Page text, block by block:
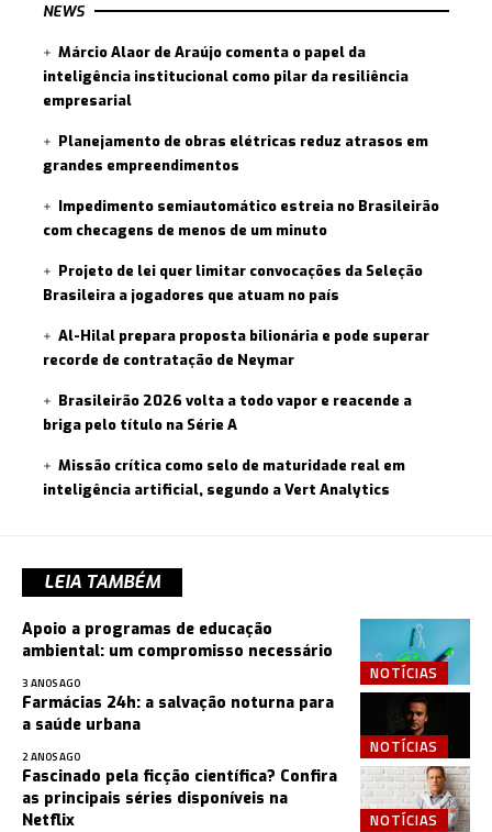
NEWS
Márcio Alaor de Araújo comenta o papel da
inteligência institucional como pilar da resiliência
empresarial
Planejamento de obras elétricas reduz atrasos em
grandes empreendimentos
Impedimento semiautomático estreia no Brasileirão
com checagens de menos de um minuto
Projeto de lei quer limitar convocações da Seleção
Brasileira a jogadores que atuam no país
Al-Hilal prepara proposta bilionária e pode superar
recorde de contratação de Neymar
Brasileirão 2026 volta a todo vapor e reacende a
briga pelo título na Série A
Missão crítica como selo de maturidade real em
inteligência artificial, segundo a Vert Analytics
LEIA TAMBÉM
NOTÍCIAS
Apoio a programas de educação
ambiental: um compromisso necessário
3 ANOS AGO
NOTÍCIAS
Farmácias 24h: a salvação noturna para
a saúde urbana
2 ANOS AGO
NOTÍCIAS
Fascinado pela ficção científica? Confira
as principais séries disponíveis na
Netflix